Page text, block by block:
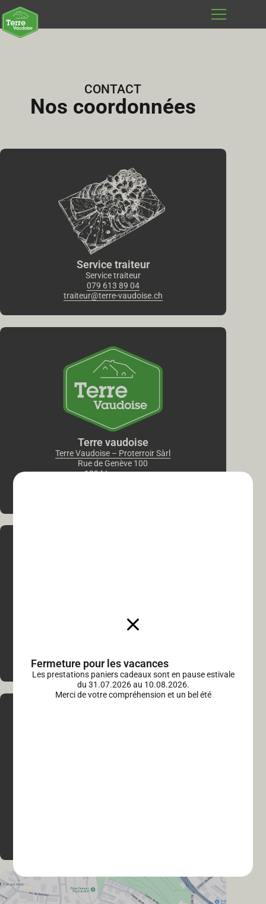
CONTACT
Nos coordonnées
Service traiteur
Service traiteur
079 613 89 04
traiteur@terre-vaudoise.ch
Terre vaudoise
Terre Vaudoise – Proterroir Sàrl
Rue de Genève 100
1004 Lausanne
labuvette-vaudoise.ch
Fermeture pour les vacances
Les prestations paniers cadeaux sont en pause estivale
du 31.07.2026 au 10.08.2026.
Merci de votre compréhension et un bel été